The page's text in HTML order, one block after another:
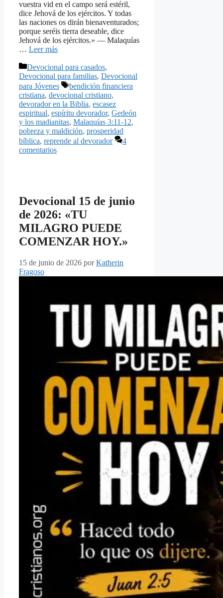
vuestra vid en el campo será estéril,
dice Jehová de los ejércitos. Y todas
las naciones os dirán bienaventurados;
porque seréis tierra deseable, dice
Jehová de los ejércitos.» — Malaquías
… Leer más
Categorías
Devocional para casados,
Devocional para familias, Devocional
para Jóvenes
Etiquetas
bendición financiera
cristiana, devocional cristiano,
devorador en la Biblia, escasez
espiritual, espíritu devorador, Gedeón
y los madianitas, Malaquías 3:11-12,
pobreza y maldición, prosperidad
bíblica, reprende al devorador
4
comentarios
Devocional 15 de junio
de 2026: «TU
MILAGRO PUEDE
COMENZAR HOY.»
15 de junio de 2026 porKatherin
Fragoso